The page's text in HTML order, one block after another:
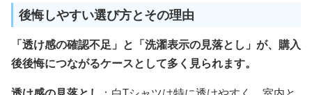
後悔しやすい選び方とその理由
「透け感の確認不足」と「洗濯表示の見落とし」が、購入
後後悔につながるケースとして多く見られます。